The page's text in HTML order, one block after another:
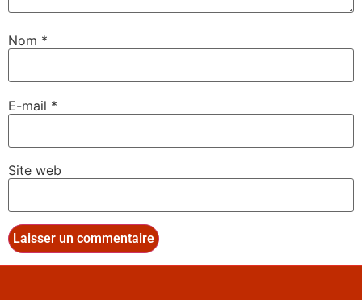
Nom *
E-mail *
Site web